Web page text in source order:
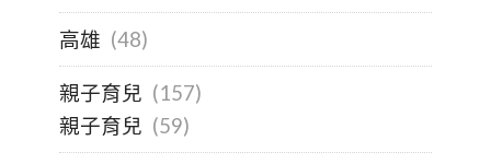
高雄 (48)
親子育兒 (157)
親子育兒 (59)